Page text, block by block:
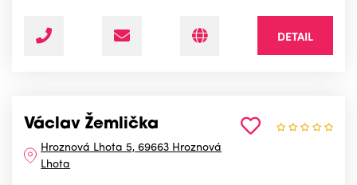
DETAIL
Václav Žemlička
Hroznová Lhota 5, 69663 Hroznová
Lhota